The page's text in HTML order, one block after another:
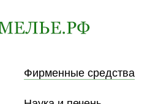
Фирменные средства